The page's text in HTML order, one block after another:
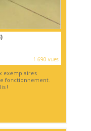
1 690 vues
exemplaires
fonctionnement.
!